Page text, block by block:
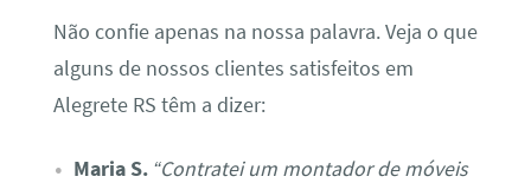
Não confie apenas na nossa palavra. Veja o que
alguns de nossos clientes satisfeitos em
Alegrete RS têm a dizer:
Maria S. “Contratei um montador de móveis